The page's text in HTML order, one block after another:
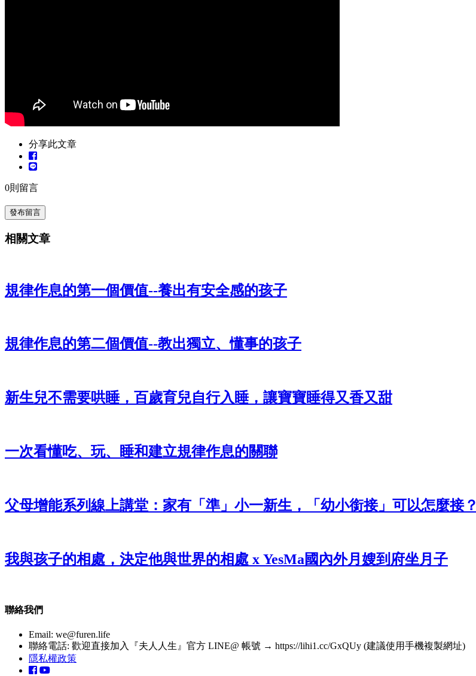
分享此文章
0則留言
發布留言
相關文章
規律作息的第一個價值--養出有安全感的孩子
規律作息的第二個價值--教出獨立、懂事的孩子
新生兒不需要哄睡，百歲育兒自行入睡，讓寶寶睡得又香又甜
一次看懂吃、玩、睡和建立規律作息的關聯
父母增能系列線上講堂：家有「準」小一新生，「幼小銜接」可以怎麼接？
我與孩子的相處，決定他與世界的相處 x YesMa國內外月嫂到府坐月子
聯絡我們
Email: we@furen.life
聯絡電話: 歡迎直接加入『夫人人生』官方 LINE@ 帳號 → https://lihi1.cc/GxQUy (建議使用手機複製網址)
隱私權政策